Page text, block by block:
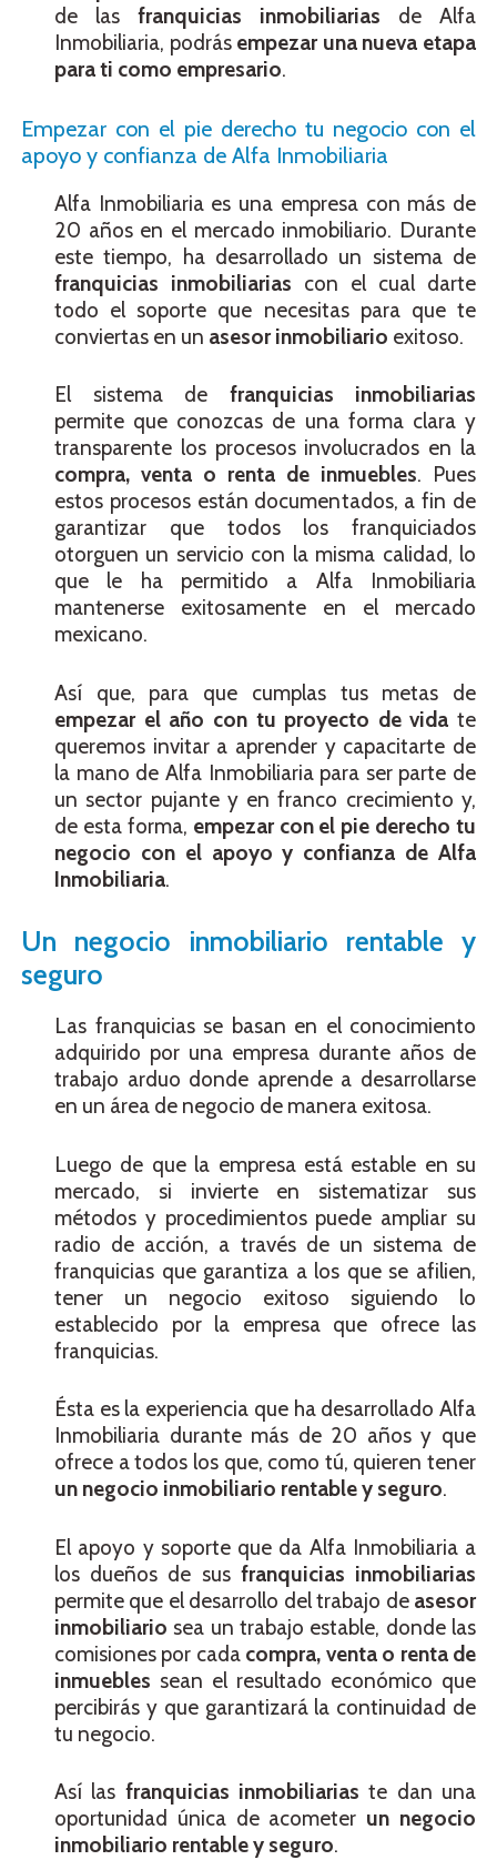
de las franquicias inmobiliarias de Alfa
Inmobiliaria, podrás empezar una nueva etapa
para ti como empresario.
Empezar con el pie derecho tu negocio con el
apoyo y confianza de Alfa Inmobiliaria
Alfa Inmobiliaria es una empresa con más de
20 años en el mercado inmobiliario. Durante
este tiempo, ha desarrollado un sistema de
franquicias inmobiliarias con el cual darte
todo el soporte que necesitas para que te
conviertas en un asesor inmobiliario exitoso.
El sistema de franquicias inmobiliarias
permite que conozcas de una forma clara y
transparente los procesos involucrados en la
compra, venta o renta de inmuebles. Pues
estos procesos están documentados, a fin de
garantizar que todos los franquiciados
otorguen un servicio con la misma calidad, lo
que le ha permitido a Alfa Inmobiliaria
mantenerse exitosamente en el mercado
mexicano.
Así que, para que cumplas tus metas de
empezar el año con tu proyecto de vida te
queremos invitar a aprender y capacitarte de
la mano de Alfa Inmobiliaria para ser parte de
un sector pujante y en franco crecimiento y,
de esta forma, empezar con el pie derecho tu
negocio con el apoyo y confianza de Alfa
Inmobiliaria.
Un negocio inmobiliario rentable y
seguro
Las franquicias se basan en el conocimiento
adquirido por una empresa durante años de
trabajo arduo donde aprende a desarrollarse
en un área de negocio de manera exitosa.
Luego de que la empresa está estable en su
mercado, si invierte en sistematizar sus
métodos y procedimientos puede ampliar su
radio de acción, a través de un sistema de
franquicias que garantiza a los que se afilien,
tener un negocio exitoso siguiendo lo
establecido por la empresa que ofrece las
franquicias.
Ésta es la experiencia que ha desarrollado Alfa
Inmobiliaria durante más de 20 años y que
ofrece a todos los que, como tú, quieren tener
un negocio inmobiliario rentable y seguro.
El apoyo y soporte que da Alfa Inmobiliaria a
los dueños de sus franquicias inmobiliarias
permite que el desarrollo del trabajo de asesor
inmobiliario sea un trabajo estable, donde las
comisiones por cada compra, venta o renta de
inmuebles sean el resultado económico que
percibirás y que garantizará la continuidad de
tu negocio.
Así las franquicias inmobiliarias te dan una
oportunidad única de acometer un negocio
inmobiliario rentable y seguro.